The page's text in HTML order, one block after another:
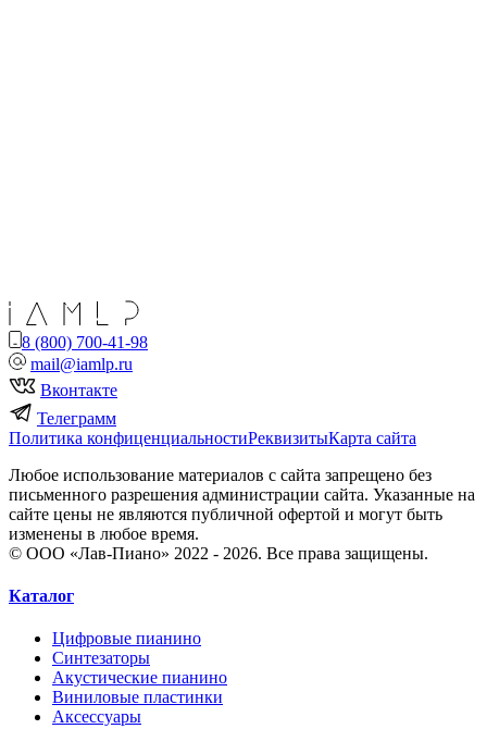
8 (800) 700-41-98
mail@iamlp.ru
Вконтакте
Телеграмм
Политика конфиценциальностиРеквизитыКарта сайта
Любое использование материалов с сайта запрещено без
письменного разрешения администрации сайта. Указанные на
сайте цены не являются публичной офертой и могут быть
изменены в любое время.
© ООО «Лав-Пиано» 2022 - 2026. Все права защищены.
Каталог
Цифровые пианино
Синтезаторы
Акустические пианино
Виниловые пластинки
Аксессуары